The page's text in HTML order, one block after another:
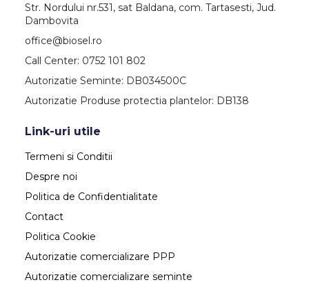
Str. Nordului nr.531, sat Baldana, com. Tartasesti, Jud.
Dambovita
office@biosel.ro
Call Center: 0752 101 802
Autorizatie Seminte: DB034500C
Autorizatie Produse protectia plantelor: DB138
Link-uri utile
Termeni si Conditii
Despre noi
Politica de Confidentialitate
Contact
Politica Cookie
Autorizatie comercializare PPP
Autorizatie comercializare seminte